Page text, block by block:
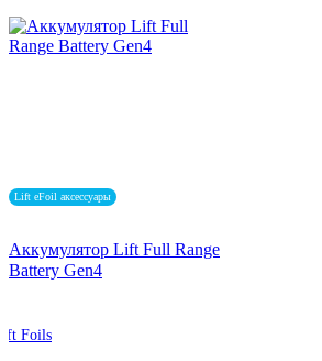
Lift eFoil аксессуары
Аккумулятор Lift Full Range
Battery Gen4
Foils